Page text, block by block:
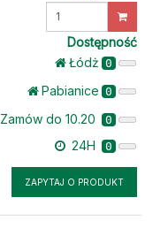
Wprowadź
Dostępność
Łódż 0
Pabianice 0
Zamów do 10.20 0
24H 0
ZAPYTAJ O PRODUKT